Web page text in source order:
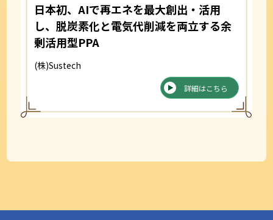
日本初、AIで再エネを最大創出・活用
し、脱炭素化と電気代削減を両立する余
剰活用型PPA
(株)Sustech
詳細はこちら